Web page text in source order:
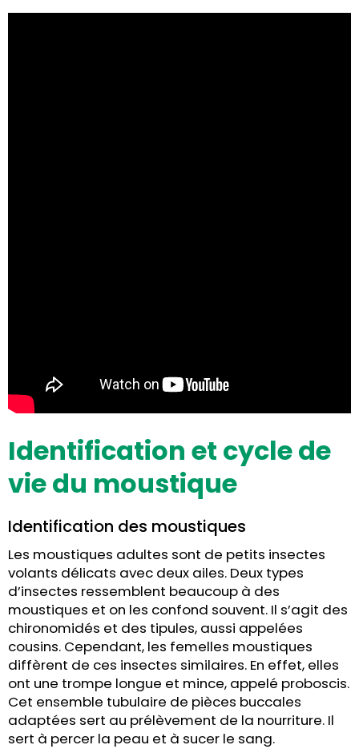
Identification et cycle de
vie du moustique
Identification des moustiques
Les moustiques adultes sont de petits insectes
volants délicats avec deux ailes. Deux types
d’insectes ressemblent beaucoup à des
moustiques et on les confond souvent. Il s’agit des
chironomidés et des tipules, aussi appelées
cousins. Cependant, les femelles moustiques
diffèrent de ces insectes similaires. En effet, elles
ont une trompe longue et mince, appelé proboscis.
Cet ensemble tubulaire de pièces buccales
adaptées sert au prélèvement de la nourriture. Il
sert à percer la peau et à sucer le sang.